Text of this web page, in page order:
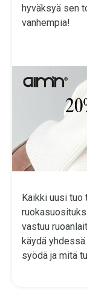
hyväksyä sen
vanhempia!
Kaikki uusi tuo
vastuu
käydä
syödä ja mitä